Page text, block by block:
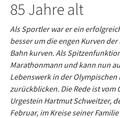
85 Jahre alt
Als Sportler war er ein
besser um die engen Kurven
Bahn kurven. Als
Marathonmann und kann nun
Lebenswerk in der
zurückblicken. Die Rede ist
Urgestein Hartmut Schweitzer,
Februar, im Kreise seiner